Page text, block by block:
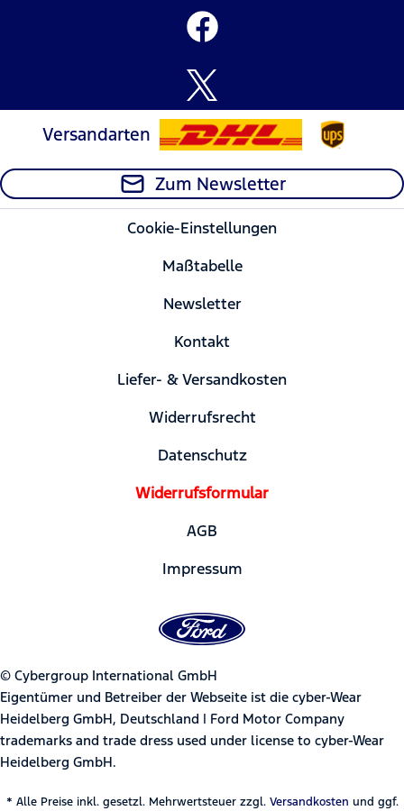
Versandarten
Zum Newsletter
Cookie-Einstellungen
Maßtabelle
Newsletter
Kontakt
Liefer- & Versandkosten
Widerrufsrecht
Datenschutz
Widerrufsformular
AGB
Impressum
© Cybergroup International GmbH
Eigentümer und Betreiber der Webseite ist die cyber-Wear
Heidelberg GmbH, Deutschland | Ford Motor Company
trademarks and trade dress used under license to cyber-Wear
Heidelberg GmbH.
* Alle Preise inkl. gesetzl. Mehrwertsteuer zzgl. Versandkosten und ggf.